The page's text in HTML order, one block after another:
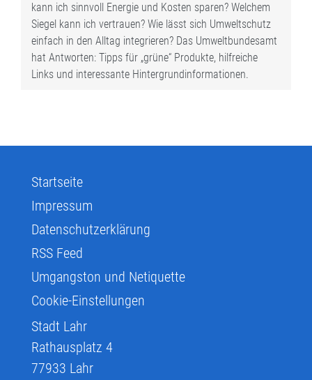
kann ich sinnvoll Energie und Kosten sparen? Welchem
Siegel kann ich vertrauen? Wie lässt sich Umweltschutz
einfach in den Alltag integrieren? Das Umweltbundesamt
hat Antworten: Tipps für „grüne“ Produkte, hilfreiche
Links und interessante Hintergrundinformationen.
Startseite
Impressum
Datenschutzerklärung
RSS Feed
Umgangston und Netiquette
Cookie-Einstellungen
Stadt Lahr
Rathausplatz 4
77933 Lahr